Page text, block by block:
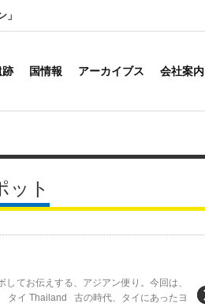
跡 国情報 アーカイブス 会社案内
ット
てお伝えする、アジアン便り。今回は、
タイ Thailand 古の時代、タイにあったヨ